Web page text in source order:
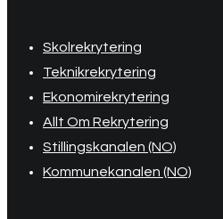
Skolrekrytering
Teknikrekrytering
Ekonomirekrytering
Allt Om Rekrytering
Stillingskanalen (NO)
Kommunekanalen (NO)